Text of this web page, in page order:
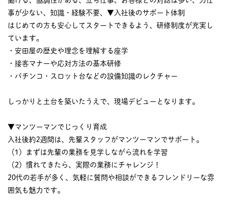
事が少ない、知識・経験不要、▼入社後のサポート体制
はじめての方も安心してスタートできるよう、研修制度が充実し
ています。
・安田屋の歴史や理念を理解する座学
・接客マナーや応対方法の基本研修
・パチンコ・スロット台などの設備知識のレクチャー
しっかりと土台を築いたうえで、現場デビューとなります。
▼マンツーマンでじっくり育成
入社後約2週間は、先輩スタッフがマンツーマンでサポート。
（1）まずは先輩の業務を見学しながら流れを学習
（2）慣れてきたら、実際の業務にチャレンジ！
20代の若手が多く、気軽に質問や相談ができるフレンドリーな雰
囲気も魅力です。